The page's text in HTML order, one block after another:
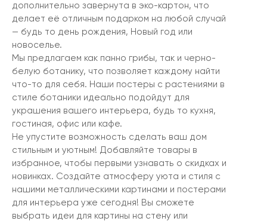
дополнительно завернута в эко-картон, что
делает её отличным подарком на любой случай
— будь то день рождения, Новый год или
новоселье.
Мы предлагаем как панно грибы, так и черно-
белую ботанику, что позволяет каждому найти
что-то для себя. Наши постеры с растениями в
стиле ботаники идеально подойдут для
украшения вашего интерьера, будь то кухня,
гостиная, офис или кафе.
Не упустите возможность сделать ваш дом
стильным и уютным! Добавляйте товары в
избранное, чтобы первыми узнавать о скидках и
новинках. Создайте атмосферу уюта и стиля с
нашими металлическими картинами и постерами
для интерьера уже сегодня! Вы сможете
выбрать идеи для картины на стену или